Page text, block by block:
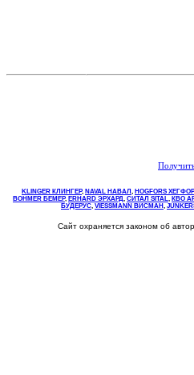
KLINGER КЛИНГЕР, NAVAL НАВАЛ , НOGFORS
BOHMER БЕМЕР, ERHARD ЭРХАРД, СИТАЛ SITAL, КВО
БУДЕРУС, VIESSMANN ВИСМАН ,
Сайт охраняется законом об